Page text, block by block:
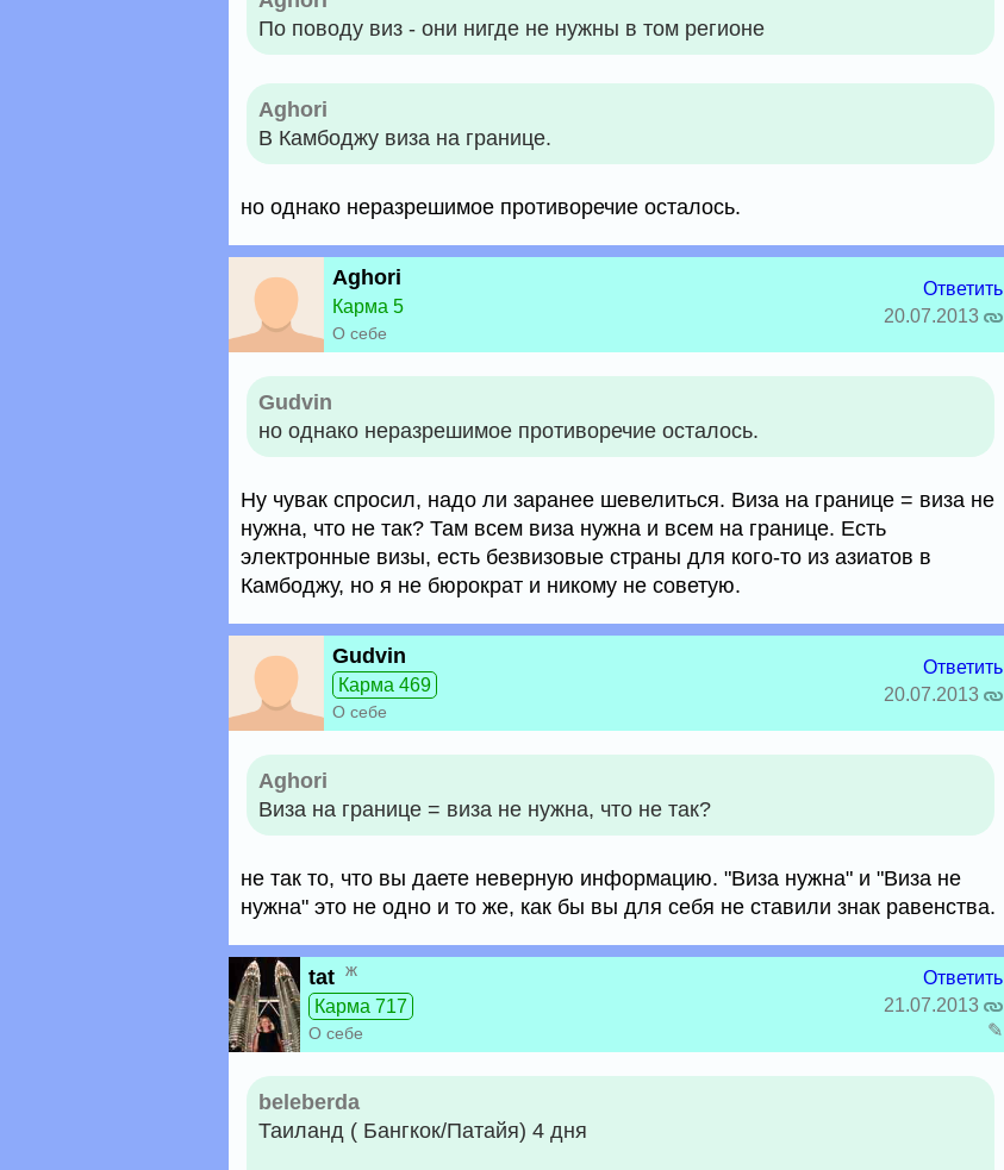
По поводу виз - они нигде не нужны в том регионе
Aghori
В Камбоджу виза на границе.
но однако неразрешимое противоречие осталось.
Aghori
Карма 5
О себе
Ответить
20.07.2013
Gudvin
но однако неразрешимое противоречие осталось.
Ну чувак спросил, надо ли заранее шевелиться. Виза на границе = виза не
нужна, что не так? Там всем виза нужна и всем на границе. Есть
электронные визы, есть безвизовые страны для кого-то из азиатов в
Камбоджу, но я не бюрократ и никому не советую.
Gudvin
Карма 469
О себе
Ответить
20.07.2013
Aghori
Виза на границе = виза не нужна, что не так?
не так то, что вы даете неверную информацию. "Виза нужна" и "Виза не
нужна" это не одно и то же, как бы вы для себя не ставили знак равенства.
tat ж
Карма 717
О себе
Ответить
21.07.2013
✎
beleberda
Таиланд ( Бангкок/Патайя) 4 дня